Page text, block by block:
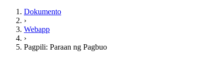
Dokumento
›
Webapp
›
Pagpili: Paraan ng Pagbuo